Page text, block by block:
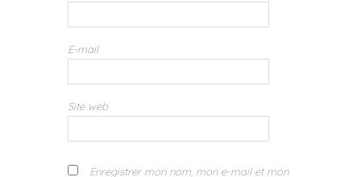
E-mail
Site web
Enregistrer mon nom, mon e-mail et mon